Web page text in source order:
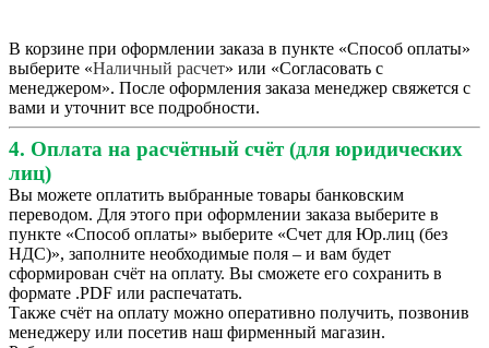
В корзине при оформлении заказа в пункте «Способ оплаты»
выберите «Наличный расчет» или «Согласовать с
менеджером». После оформления заказа менеджер свяжется с
вами и уточнит все подробности.
4. Оплата на расчётный счёт (для юридических
лиц)
Вы можете оплатить выбранные товары банковским
переводом. Для этого при оформлении заказа выберите в
пункте «Способ оплаты» выберите «Счет для Юр.лиц (без
НДС)», заполните необходимые поля – и вам будет
сформирован счёт на оплату. Вы сможете его сохранить в
формате .PDF или распечатать.
Также счёт на оплату можно оперативно получить, позвонив
менеджеру или посетив наш фирменный магазин.